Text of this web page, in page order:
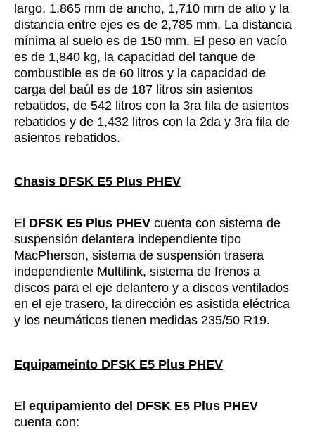
largo, 1,865 mm de ancho, 1,710 mm de alto y la
distancia entre ejes es de 2,785 mm. La distancia
mínima al suelo es de 150 mm. El peso en vacío
es de 1,840 kg, la capacidad del tanque de
combustible es de 60 litros y la capacidad de
carga del baúl es de 187 litros sin asientos
rebatidos, de 542 litros con la 3ra fila de asientos
rebatidos y de 1,432 litros con la 2da y 3ra fila de
asientos rebatidos.
Chasis DFSK E5 Plus PHEV
El DFSK E5 Plus PHEV cuenta con sistema de
suspensión delantera independiente tipo
MacPherson, sistema de suspensión trasera
independiente Multilink, sistema de frenos a
discos para el eje delantero y a discos ventilados
en el eje trasero, la dirección es asistida eléctrica
y los neumáticos tienen medidas 235/50 R19.
Equipameinto DFSK E5 Plus PHEV
El equipamiento del DFSK E5 Plus PHEV
cuenta con: